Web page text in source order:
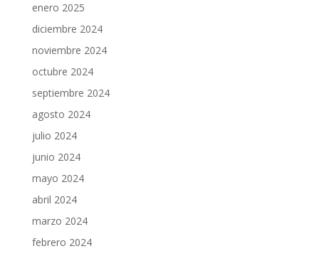
enero 2025
diciembre 2024
noviembre 2024
octubre 2024
septiembre 2024
agosto 2024
julio 2024
junio 2024
mayo 2024
abril 2024
marzo 2024
febrero 2024